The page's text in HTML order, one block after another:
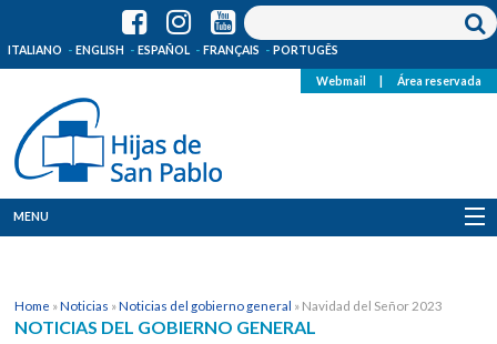
ITALIANO ENGLISH ESPAÑOL FRANÇAIS PORTUGÊS
Webmail Área reservada
MENU
Dónde estamos
Home »Noticias »Noticias del gobierno general » Navidad del Señor 2023
NOTICIAS DEL GOBIERNO GENERAL